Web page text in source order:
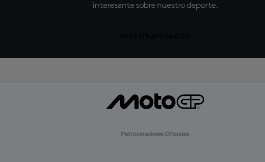
interesante sobre nuestro deporte.
Patrocinadores Oficiales